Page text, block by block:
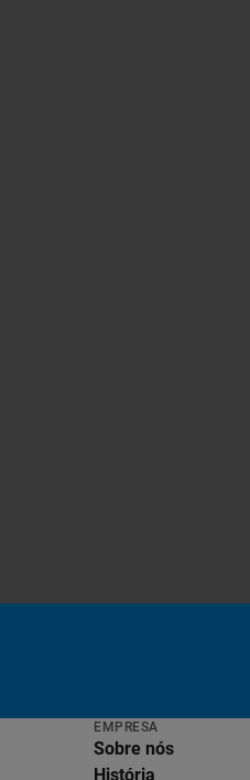
EMPRESA
Sobre nós
História